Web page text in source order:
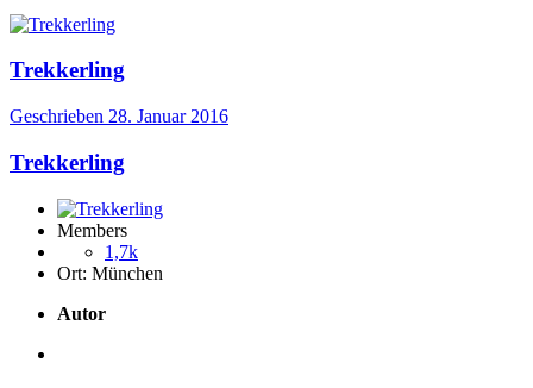
Trekkerling
Geschrieben 28. Januar 2016
Trekkerling
Members
1,7k
Ort: München
Autor